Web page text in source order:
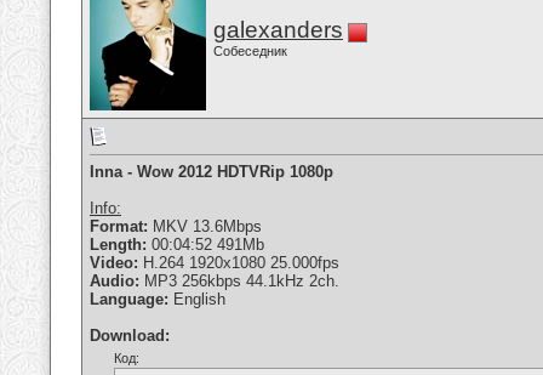
galexanders
Собеседник
Inna - Wow 2012 HDTVRip 1080p
Info:
Format: MKV 13.6Mbps
Length: 00:04:52 491Mb
Video: H.264 1920x1080 25.000fps
Audio: MP3 256kbps 44.1kHz 2ch.
Language: English
Download:
Код: